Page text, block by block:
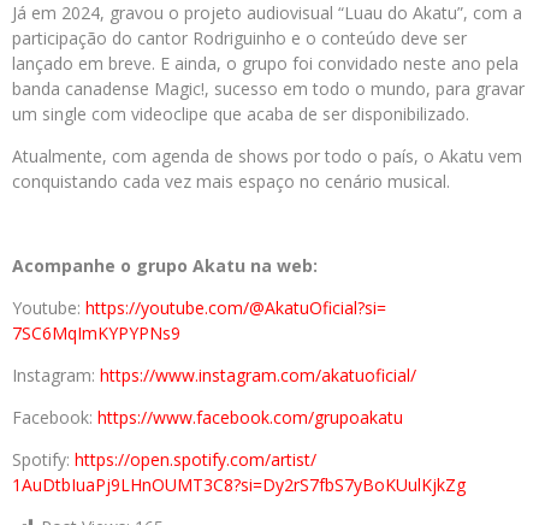
Já em 2024, gravou o projeto audiovisual “Luau do Akatu”, com a
participação do cantor Rodriguinho e o conteúdo deve ser
lançado em breve. E ainda, o grupo foi convidado neste ano pela
banda canadense Magic!, sucesso em todo o mundo, para gravar
um single com videoclipe que acaba de ser disponibilizado.
Atualmente, com agenda de shows por todo o país, o Akatu vem
conquistando cada vez mais espaço no cenário musical.
Acompanhe o grupo Akatu na web:
Youtube: https://youtube.com/@AkatuOficial?si=
7SC6MqImKYPYPNs9
Instagram: https://www.instagram.com/akatuoficial/
Facebook: https://www.facebook.com/grupoakatu
Spotify: https://open.spotify.com/artist/
1AuDtbIuaPj9LHnOUMT3C8?si=Dy2rS7fbS7yBoKUulKjkZg